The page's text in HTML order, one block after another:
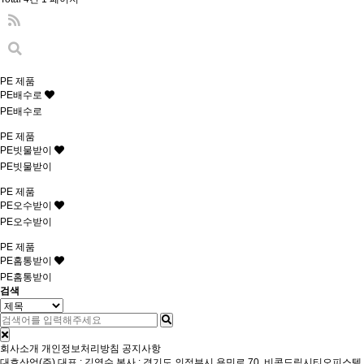
PE 제품
PE배수로
PE배수로
PE 제품
PE빗물받이
PE빗물받이
PE 제품
PE오수받이
PE오수받이
PE 제품
PE홈통받이
PE홈통받이
검색
회사소개 개인정보처리방침 공지사항